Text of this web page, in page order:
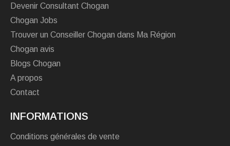
Devenir Consultant Chogan
Chogan Jobs
Trouver un Conseiller Chogan dans Ma Région
Chogan avis
Blogs Chogan
A propos
Contact
INFORMATIONS
Conditions générales de vente